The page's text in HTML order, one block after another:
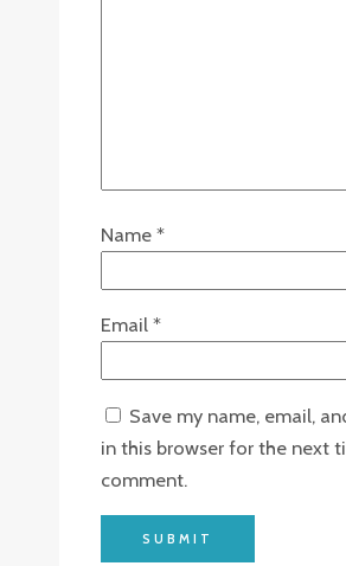
Name *
Email *
Save my name, email,
in this browser for the next
comment.